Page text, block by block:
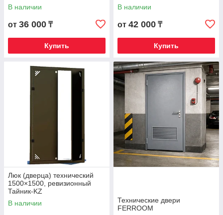
В наличии
от 36 000 ₸
Купить
В наличии
от 42 000 ₸
Купить
Люк (дверца) технический
1500×1500, ревизионный
Тайник-KZ
В наличии
Технические двери
FERROOM